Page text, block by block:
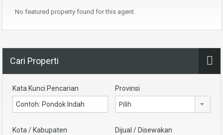
No featured property found for this agent.
Cari Properti
Kata Kunci Pencarian Provinsi
Pilih
Kota / Kabupaten Dijual / Disewakan